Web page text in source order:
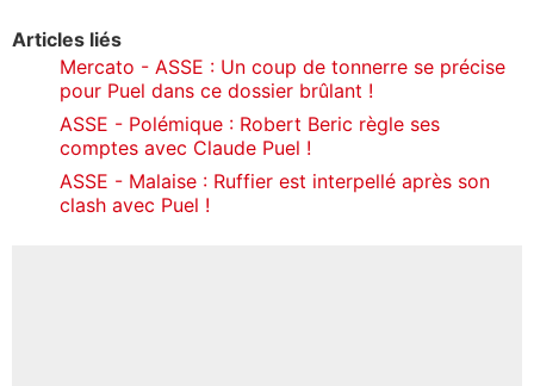
Articles liés
Mercato - ASSE : Un coup de tonnerre se précise
pour Puel dans ce dossier brûlant !
ASSE - Polémique : Robert Beric règle ses
comptes avec Claude Puel !
ASSE - Malaise : Ruffier est interpellé après son
clash avec Puel !